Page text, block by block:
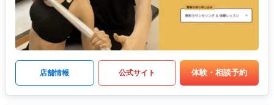
店舗情報 公式サイト 体験・相談予約